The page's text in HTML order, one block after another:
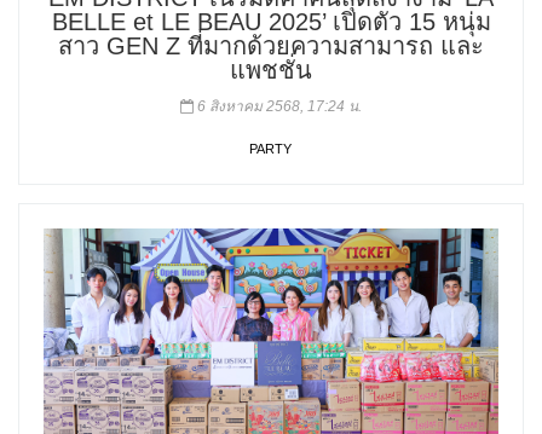
BELLE et LE BEAU 2025’ เปิดตัว 15 หนุ่ม
สาว GEN Z ที่มากด้วยความสามารถ และ
แพชชั่น
6 สิงหาคม 2568, 17:24 น.
PARTY